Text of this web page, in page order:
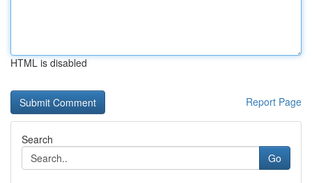
HTML is disabled
Report Page
Search
Go